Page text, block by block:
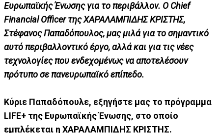
Ευρωπαϊκής Ένωσης για το περιβάλλον. Ο Chief
Financial Officer της ΧΑΡΑΛΑΜΠΙΔΗΣ ΚΡΙΣΤΗΣ,
Στέφανος Παπαδόπουλος, μας μιλά για το σημαντικό
αυτό περιβαλλοντικό έργο, αλλά και για τις νέες
τεχνολογίες που ενδεχομένως να αποτελέσουν
πρότυπο σε πανευρωπαϊκό επίπεδο.
Κύριε Παπαδόπουλε, εξηγήστε μας το πρόγραμμα
LIFE+ της Ευρωπαϊκής Ένωσης, στο οποίο
εμπλέκεται η ΧΑΡΑΛΑΜΠΙΔΗΣ ΚΡΙΣΤΗΣ.